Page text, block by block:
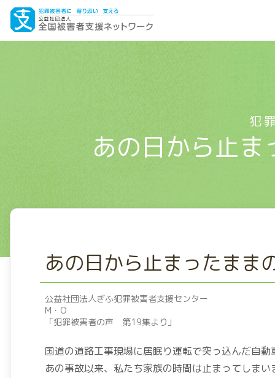
犯
あの日から止
あの日から止まったまま
公益社団法人ぎふ犯罪被害者支援センター
M・O
「犯罪被害者の声 第19集より」
国道の道路工事現場に居眠り運転で突っ込んだ自
あの事故以来、私たち家族の時間は止まってしま